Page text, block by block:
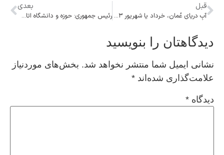
قبل
آبِ دریای عُمان، خرداد یا شهریور ۱۴۰۳ به اصفهان می‌رسد
بعدی
رئیس جمهوری: حوزه و دانشگاه اتاق فکر دولت است
دیدگاهتان را بنویسید
نشانی ایمیل شما منتشر نخواهد شد. بخش‌های موردنیاز
علامت‌گذاری شده‌اند *
دیدگاه *